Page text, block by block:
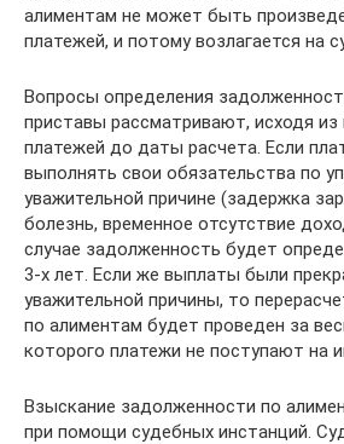
алиментам не может быть
платежей, и потому возлагается на
Вопросы определения
приставы рассматривают, исходя
платежей до даты расчета. Если
выполнять свои обязательства по
уважительной причине (задержка
болезнь, временное отсутствие
случае задолженность будет
3-х лет. Если же выплаты были
уважительной причины, то
по алиментам будет проведен за
которого платежи не поступают на
Взыскание задолженности по
при помощи судебных инстанций.